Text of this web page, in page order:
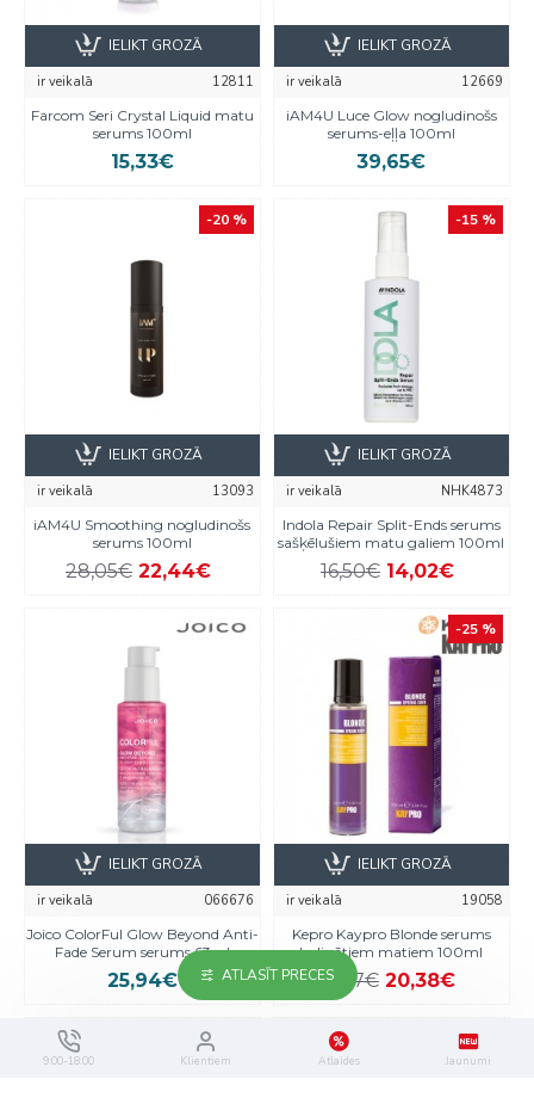
ir veikalā
12811
Farcom Seri Crystal Liquid matu
serums 100ml
15,33€
IELIKT GROZĀ
ir veikalā
12669
iAM4U Luce Glow nogludinošs
serums-eļļa 100ml
39,65€
IELIKT GROZĀ
-20 %
ir veikalā
13093
iAM4U Smoothing nogludinošs
serums 100ml
28,05€ 22,44€
IELIKT GROZĀ
-15 %
ir veikalā
NHK4873
Indola Repair Split-Ends serums
sašķēlušiem matu galiem 100ml
16,50€ 14,02€
IELIKT GROZĀ
ir veikalā
066676
Joico ColorFul Glow Beyond Anti-
Fade Serum serums 63ml
25,94€
IELIKT GROZĀ
-25 %
ir veikalā
19058
Kepro Kaypro Blonde serums
balinātiem matiem 100ml
27,17€ 20,38€
IELIKT GROZĀ
-25 % -25 %
9:00-18:00 Klientiem Atlaides Jaunumi
ATLASĪT PRECES